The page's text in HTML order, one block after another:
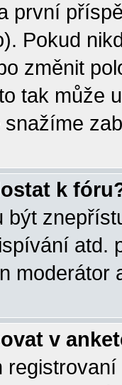
první
Pokud
změnit
tak může
k
být
atd.
moderátor
v